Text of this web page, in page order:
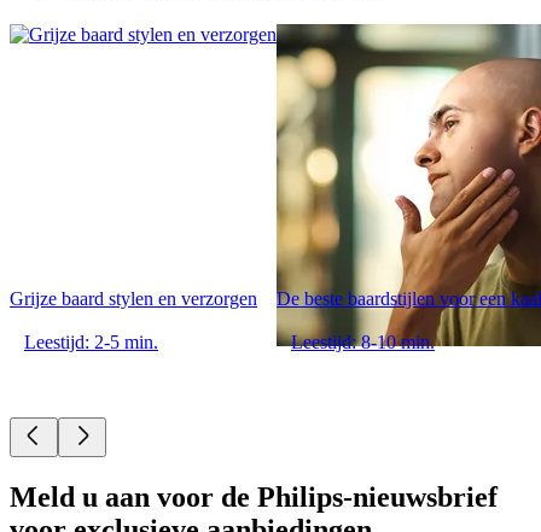
Grijze baard stylen en verzorgen
Leestijd: 2-5 min.
De beste baardstijlen voor een
Leestijd: 8-10 min.
Meld u aan voor de Philips-nieuwsbrief